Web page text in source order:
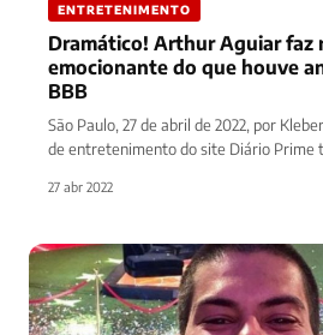
ENTRETENIMENTO
Dramático! Arthur Aguiar faz
emocionante do que houve
BBB
São Paulo, 27 de abril de 2022, por
de entretenimento do site Diário Prime
27 abr 2022